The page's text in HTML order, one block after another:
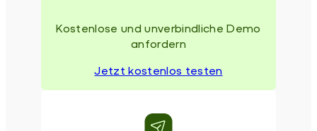
Kostenlose und unverbindliche Demo
anfordern
Jetzt kostenlos testen